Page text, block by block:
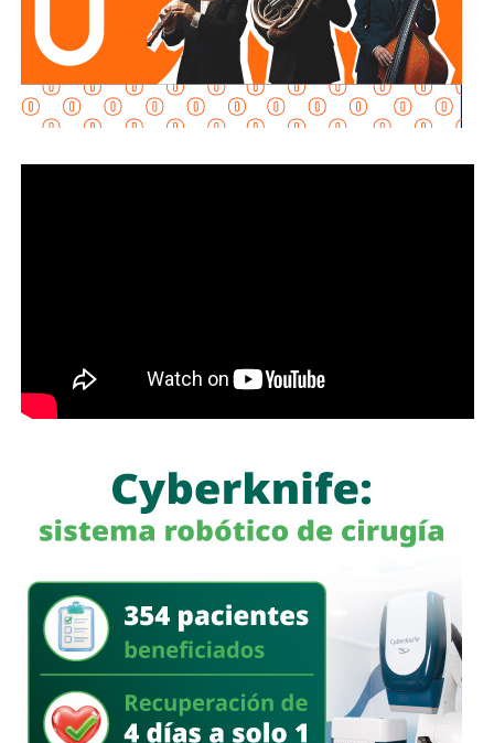
De igual manera, se sancionará a quienes, teniendo
conocimiento de la existencia de una obligación
alimentaria o de un proceso judicial en curso, ayuden al
deudor a ocultar bienes, acepten figurar como titulares
aparentes de estos o realicen actos jurídicos simulados
para su análisis y dictamen correspondiente.
coordinado, vamos a seguir en el camino correcto para la
construcción de un San Luis Potosí más fuerte e
incluyente, bajo la premisa de propiciar un ejercicio público
llegue a todas y todos”.
También lee:Gloria Trevi abre la fiesta de la Fenapo 2026